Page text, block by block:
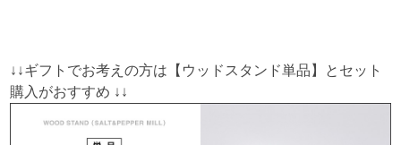
↓↓ギフトでお考えの方は【ウッドスタンド単品】とセット
購入がおすすめ ↓↓